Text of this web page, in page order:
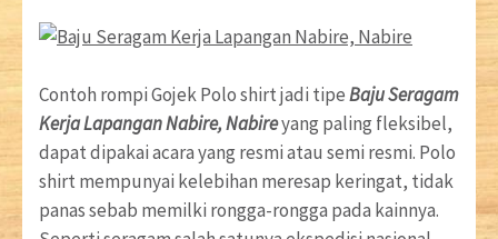
Contoh rompi Gojek Polo shirt jadi tipeBaju Seragam
Kerja Lapangan Nabire, Nabireyang paling fleksibel,
dapat dipakai acara yang resmi atau semi resmi. Polo
shirt mempunyai kelebihan meresap keringat, tidak
panas sebab memilki rongga-rongga pada kainnya.